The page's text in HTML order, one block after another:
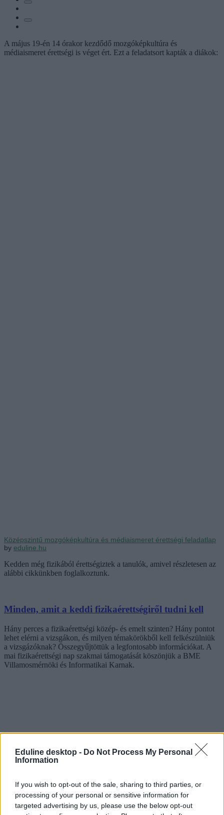
Eduline desktop - Do Not Process My Personal
Information
If you wish to opt-out of the sale, sharing to third parties, or
processing of your personal or sensitive information for
targeted advertising by us, please use the below opt-out
A május 19-én 14 órakor kezdődő mozgóképkultúra és
médiaismeret érettségi is véget ért. Ezt a feladatsort kapták a diákok:
Középszintű mozgóképkultúra és médiaismeret érettségi feladatlap
by eduline.hu
Kedden még fizikából érettségiztek a tanulók, amivel részletesen az
alábbi cikkünkben foglalkoztunk.
Minden, amit a keddi fizikaérettségiről tudni kell
Hány perces a fizikaérettségi közép- és emelt szinten? Hány pontot
lehet elérni a vizsgákon, és milyen témakörökből kell felkészülniük
a vizsgázóknak? Összegyűjtöttük a legfontosabb információkat. A
mai fizikaérettségi nap szakmai támogatását köszönjük a BME
Villamosmérnöki és Informatikai Karnak.